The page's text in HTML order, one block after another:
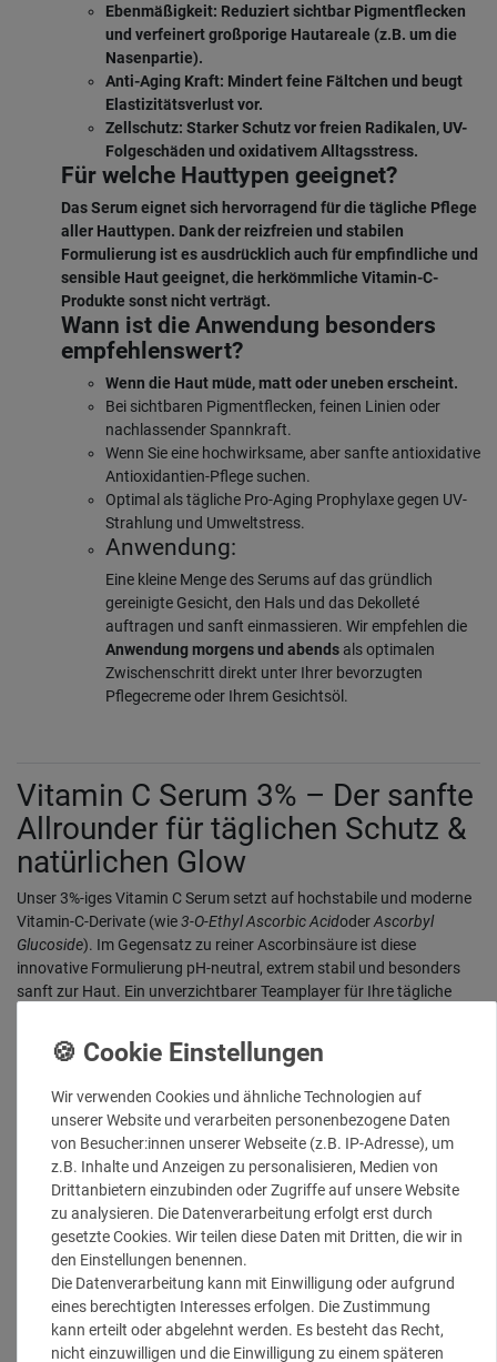
Ebenmäßigkeit: Reduziert sichtbar Pigmentflecken
und verfeinert großporige Hautareale (z.B. um die
Nasenpartie).
Anti-Aging Kraft: Mindert feine Fältchen und beugt
Elastizitätsverlust vor.
Zellschutz: Starker Schutz vor freien Radikalen, UV-
Folgeschäden und oxidativem Alltagsstress.
Für welche Hauttypen geeignet?
Das Serum eignet sich hervorragend für die tägliche Pflege
aller Hauttypen. Dank der reizfreien und stabilen
Formulierung ist es ausdrücklich auch fürempfindliche und
sensible Hautgeeignet, die herkömmliche Vitamin-C-
Produkte sonst nicht verträgt.
Wann ist die Anwendung besonders
empfehlenswert?
Wenn die Haut müde, matt oder uneben erscheint.
Bei sichtbaren Pigmentflecken, feinen Linien oder
nachlassender Spannkraft.
Wenn Sie eine hochwirksame, aber sanfte antioxidative
Antioxidantien-Pflege suchen.
Optimal als tägliche Pro-Aging Prophylaxe gegen UV-
Strahlung und Umweltstress.
Anwendung:
Eine kleine Menge des Serums auf das gründlich
gereinigte Gesicht, den Hals und das Dekolleté
auftragen und sanft einmassieren. Wir empfehlen die
Anwendung morgens und abends als optimalen
Zwischenschritt direkt unter Ihrer bevorzugten
Pflegecreme oder Ihrem Gesichtsöl.
Vitamin C Serum 3% – Der sanfte
Allrounder für täglichen Schutz &
natürlichen Glow
Unser 3%-iges Vitamin C Serum setzt auf hochstabile und moderne
Vitamin-C-Derivate (wie3-O-Ethyl Ascorbic AcidoderAscorbyl
Glucoside). Im Gegensatz zu reiner Ascorbinsäure ist diese
innovative Formulierung pH-neutral, extrem stabil und besonders
sanft zur Haut. Ein unverzichtbarer Teamplayer für Ihre tägliche
vereint.
Vitamin C?
Maximale Hautverträglichkeit:Während hochdosierte
Produkte oft zu Rötungen oder Kribbeln führen, ist diese 3%-
Formulierung extrem mild. Perfekt für sensible Haut, bei
Rosazea oder für die zarte Augenpartie.
Starker Basisschutz (Antioxidans):Blockiert effektiv freie
Radikale und bewahrt die Hautbarriere vor oxidativem Stress
durch UV-Strahlung und Umweltbelastungen. Die ideale
Prävention gegen vorzeitige Hautalterung.
Perfekt für das „Layering“:Da das Serum die Haut nicht reizt,
lässt es sich hervorragend mit anderen Wirkstoffen in
Wir verwenden Cookies und ähnliche Technologien auf
unserer Website und verarbeiten personenbezogene Daten
von Besucher:innen unserer Webseite (z.B. IP-Adresse), um
z.B. Inhalte und Anzeigen zu personalisieren, Medien von
Drittanbietern einzubinden oder Zugriffe auf unsere Website
zu analysieren. Die Datenverarbeitung erfolgt erst durch
gesetzte Cookies. Wir teilen diese Daten mit Dritten, die wir in
den Einstellungen benennen.
Die Datenverarbeitung kann mit Einwilligung oder aufgrund
eines berechtigten Interesses erfolgen. Die Zustimmung
kann erteilt oder abgelehnt werden. Es besteht das Recht,
nicht einzuwilligen und die Einwilligung zu einem späteren